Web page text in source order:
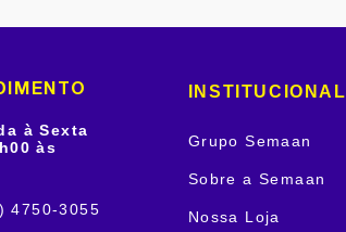
à Sexta
às
4750-3055
INSTITUCIONAL
Grupo Semaan
Sobre a Semaan
Nossa Loja